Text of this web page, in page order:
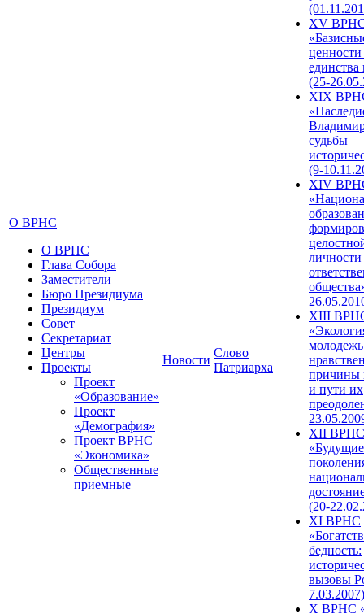
О ВРНС
О ВРНС
Глава Собора
Заместители
Бюро Президиума
Президиум
Совет
Секретариат
Центры
Проекты
Проект
«Образование»
Проект
«Демография»
Проект ВРНС
«Экономика»
Общественные
приемные
Новости
Слово
Патриарха
XV
единства
(25-
XIX
судьбы
(9-
XIV
XIII
причины
и пути их
XII ВРНС
«Будущие
(20-
XI ВРНС
бедность:
вызовы
7.03.2007)
X ВРНС